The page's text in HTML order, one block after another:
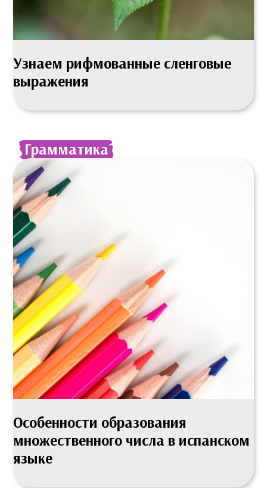
Узнаем рифмованные сленговые
выражения
Грамматика
Особенности образования
множественного числа в испанском
языке